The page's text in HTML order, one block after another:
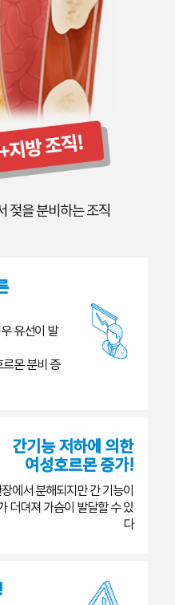
젖을 분비하는 조직
유선이 발
몬 분비 증
간기능 저하에 의한
여성호르몬 증가!
에서 분해되지만 간 기능이
더뎌져 가슴이 발달할 수 있
다